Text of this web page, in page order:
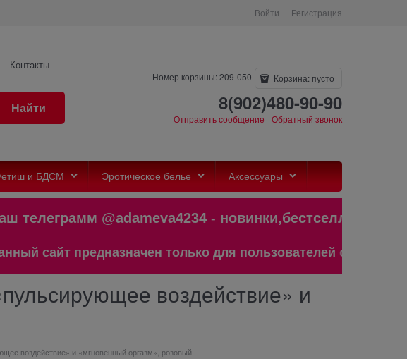
Войти Регистрация
Контакты
Найти
Номер корзины: 209-050 Корзина: пусто
8(902)480-90-90
Отправить сообщение Обратный звонок
и БДСМ Эротическое белье Аксессуары
@adameva4234 - новинки,бестселлеры
предназначен только для пользователей старше 18 лет!
воздействие» и
воздействие» и «мгновенный оргазм», розовый